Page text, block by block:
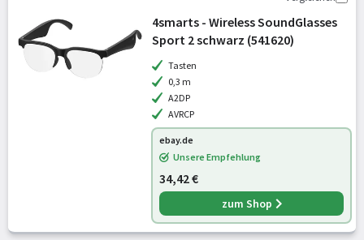
4smarts - Wireless SoundGlasses
Sport 2 schwarz (541620)
Tasten
0,3 m
A2DP
AVRCP
ebay.de
Unsere Empfehlung
34,42 €
zum Shop